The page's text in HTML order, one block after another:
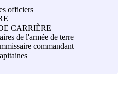
officiers
CARRIÈRE
de l'armée de terre
commandant